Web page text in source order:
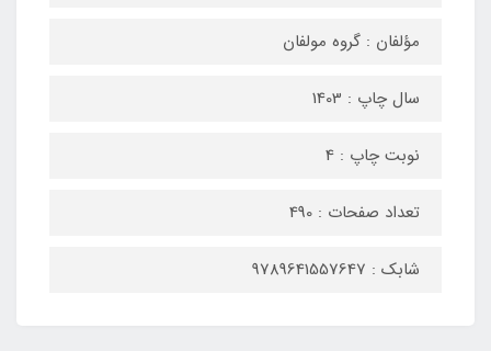
مؤلفان : گروه مولفان
سال چاپ : 1403
نوبت چاپ : 4
تعداد صفحات : 490
شابک : 9789641557647